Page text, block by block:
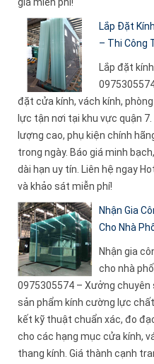
Lắp Đặt
– Thi Công
Lắp đặt
đặt cửa kính, vách kính,
lực tận nơi tại khu vực quận
lượng cao, phụ kiện chính
trong ngày. Báo giá minh
dài hạn uy tín. Liên hệ ngay
và khảo sát miễn phí!
Nhận Gia
Cho Nhà
Nhận gia
cho nhà
0975305574 – Xưởng
sản phẩm kính cường lực
kết kỹ thuật chuẩn xác, đo
cho các hạng mục cửa kính,
thang kính. Giá thành cạnh